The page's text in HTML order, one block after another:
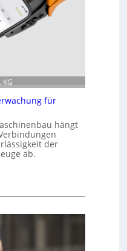
für
hängt
der
ab.